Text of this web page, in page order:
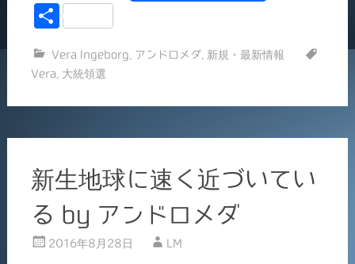
a
e
o
o
k
l
共
Vera Ingeborg アンドロメダ, 新規・最新情報
Vera
大統領選
新生地球に速く近づいてい
る by アンドロメダ
2016年8月28日 LM